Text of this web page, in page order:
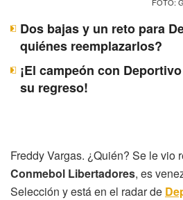
Dos bajas y un reto para
quiénes reemplazarlos?
¡El campeón con
su regreso!
Freddy Vargas. ¿Quién? Se le vio
Conmebol Libertadores, es
Selección y está en el radar de